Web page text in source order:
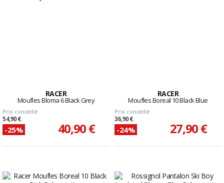
RACER
Moufles Bloma 6 Black Grey
Prix conseillé
54,90 €
-25% 40,90 €
RACER
Moufles Boreal 10 Black Blue
Prix conseillé
36,90 €
-24% 27,90 €